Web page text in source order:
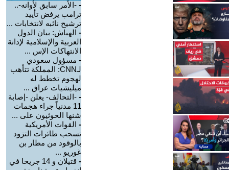
- -الأمر سابق لأوانه-..
ترامب يرفض تأييد
ترشيح نائبه لانتخابات ...
- الهباش: بيان الدول
العربية والإسلامية لإدانة
الانتهاكات الإس ...
- مسؤول سعودي
لـCNN: المملكة تتأهب
لهجوم تخطط له
ميليشيات عراق ...
- -التحالف- يعلن -إصابة
11 مدنياً جراء هجمات
شنها الحوثيون على ...
- القوات الأمريكية
تسحب طائرات التزود
بالوقود من مطار بن
غوريو ...
-
قتيلان و 14 جريحا في